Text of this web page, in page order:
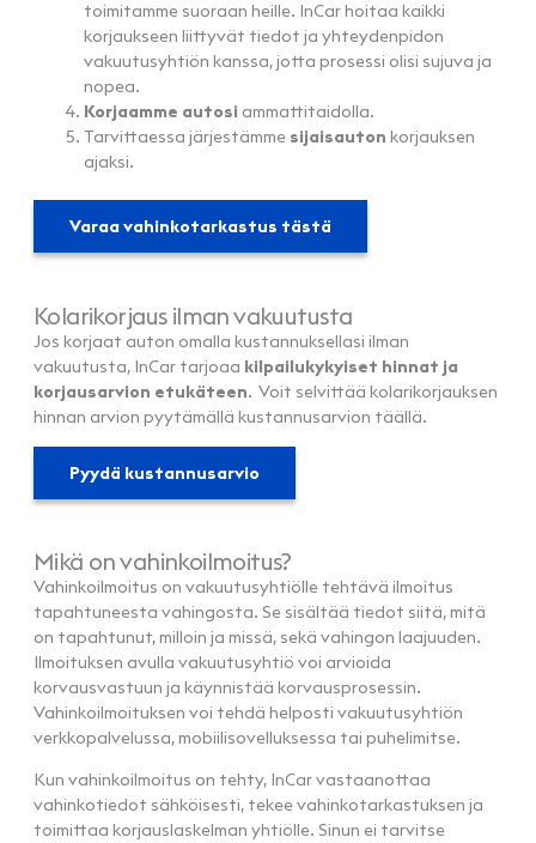
toimitamme suoraan heille. InCar hoitaa kaikki
korjaukseen liittyvät tiedot ja yhteydenpidon
vakuutusyhtiön kanssa, jotta prosessi olisi sujuva ja
nopea.
Korjaamme autosi ammattitaidolla.
Tarvittaessa järjestämme sijaisauton korjauksen
ajaksi.
Varaa vahinkotarkastus tästä
Kolarikorjaus ilman vakuutusta
Jos korjaat auton omalla kustannuksellasi ilman
vakuutusta, InCar tarjoaa kilpailukykyiset hinnat ja
korjausarvion etukäteen. Voit selvittää kolarikorjauksen
hinnan arvion pyytämällä kustannusarvion täällä.
Pyydä kustannusarvio
Mikä on vahinkoilmoitus?
Vahinkoilmoitus on vakuutusyhtiölle tehtävä ilmoitus
tapahtuneesta vahingosta. Se sisältää tiedot siitä, mitä
on tapahtunut, milloin ja missä, sekä vahingon laajuuden.
Ilmoituksen avulla vakuutusyhtiö voi arvioida
korvausvastuun ja käynnistää korvausprosessin.
Vahinkoilmoituksen voi tehdä helposti vakuutusyhtiön
verkkopalvelussa, mobiilisovelluksessa tai puhelimitse.
Kun vahinkoilmoitus on tehty, InCar vastaanottaa
vahinkotiedot sähköisesti, tekee vahinkotarkastuksen ja
toimittaa korjauslaskelman yhtiölle. Sinun ei tarvitse